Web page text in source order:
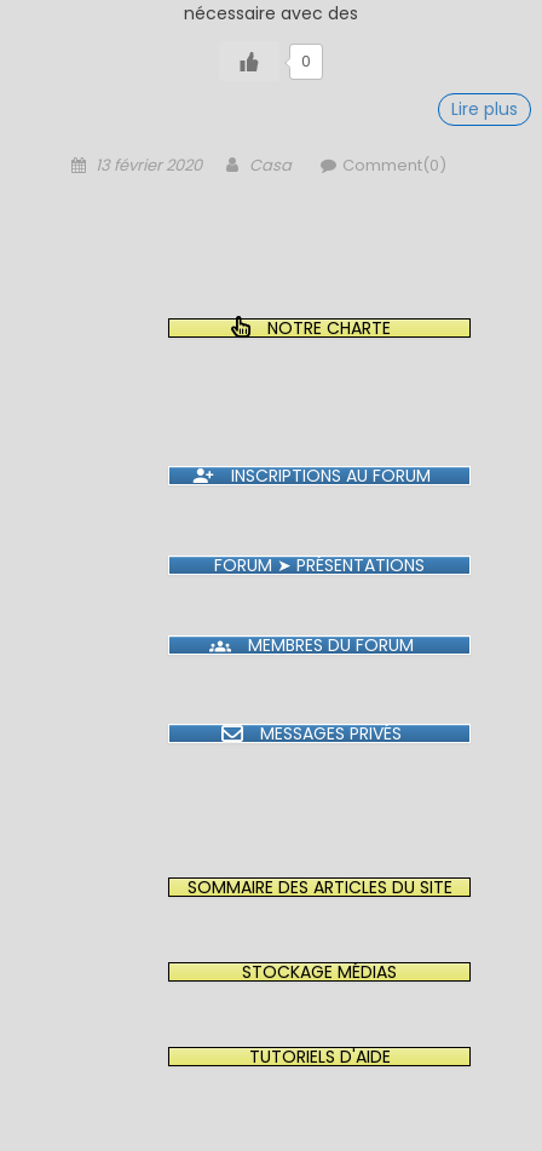
nécessaire avec des
0
Lire plus
Posted
13 février 2020 Author
Casa Comment(0)
NOTRE CHARTE
INSCRIPTIONS AU FORUM
FORUM ➤ PRÉSENTATIONS
MEMBRES DU FORUM
MESSAGES PRIVÉS
SOMMAIRE DES ARTICLES DU SITE
STOCKAGE MÉDIAS
TUTORIELS D'AIDE